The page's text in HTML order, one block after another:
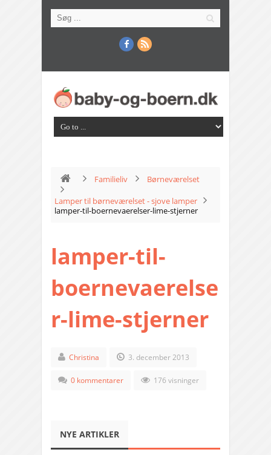
Familieliv
Børneværelset
Lamper til børneværelset - sjove lamper
lamper-til-boernevaerelser-lime-stjerner
lamper-til-
boernevaerelse
r-lime-stjerner
Christina 3. december 2013
0 kommentarer 176 visninger
NYE ARTIKLER